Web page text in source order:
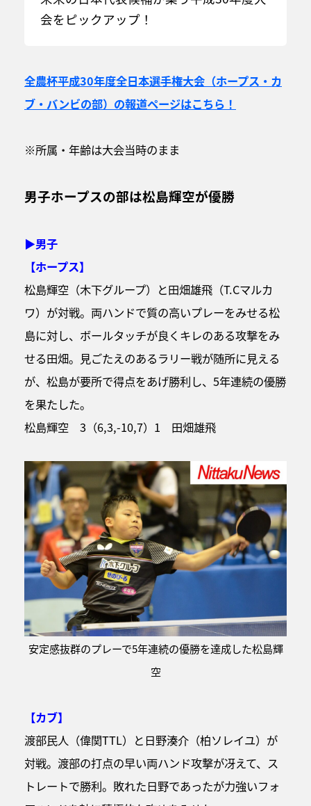
会をピックアップ！
全農杯平成30年度全日本選手権大会（ホープス・カ
ブ・バンビの部）の報道ページはこちら！
※所属・年齢は大会当時のまま
男子ホープスの部は松島輝空が優勝
▶男子
【ホープス】
松島輝空（木下グループ）と田畑雄飛（T.Cマルカ
ワ）が対戦。両ハンドで質の高いプレーをみせる松
島に対し、ボールタッチが良くキレのある攻撃をみ
せる田畑。見ごたえのあるラリー戦が随所に見える
が、松島が要所で得点をあげ勝利し、5年連続の優勝
を果たした。
松島輝空 3（6,3,-10,7）1 田畑雄飛
安定感抜群のプレーで5年連続の優勝を達成した松島輝
空
【カブ】
渡部民人（偉関TTL）と日野湊介（柏ソレイユ）が
対戦。渡部の打点の早い両ハンド攻撃が冴えて、ス
トレートで勝利。敗れた日野であったが力強いフォ